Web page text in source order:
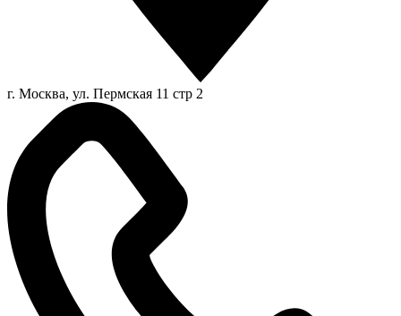
г. Москва, ул. Пермская 11 стр 2